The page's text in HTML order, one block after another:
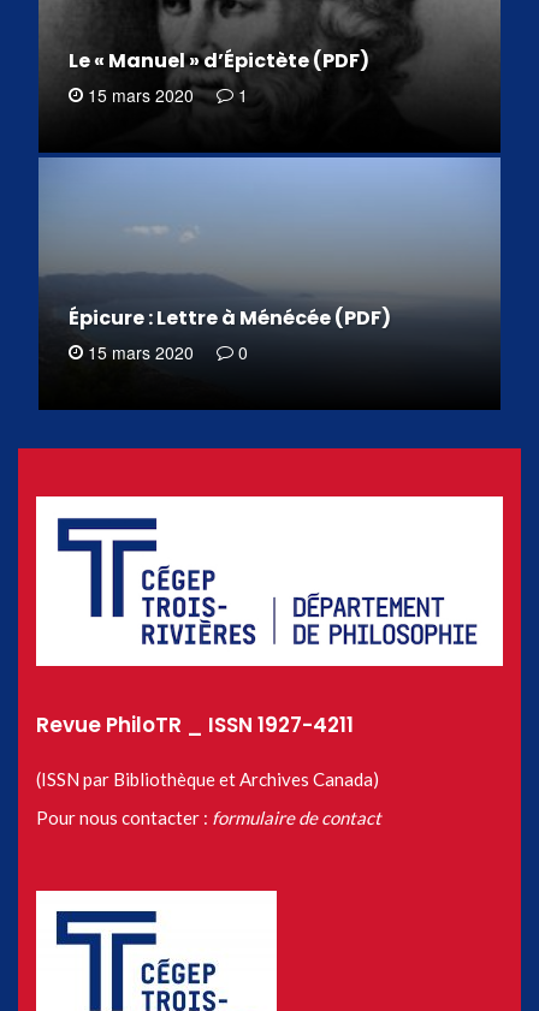
Le « Manuel » d’Épictète (PDF)
15 mars 2020 1
Épicure : Lettre à Ménécée (PDF)
15 mars 2020 0
Revue PhiloTR _ ISSN 1927-4211
(ISSN par Bibliothèque et Archives Canada)
Pour nous contacter : formulaire de contact